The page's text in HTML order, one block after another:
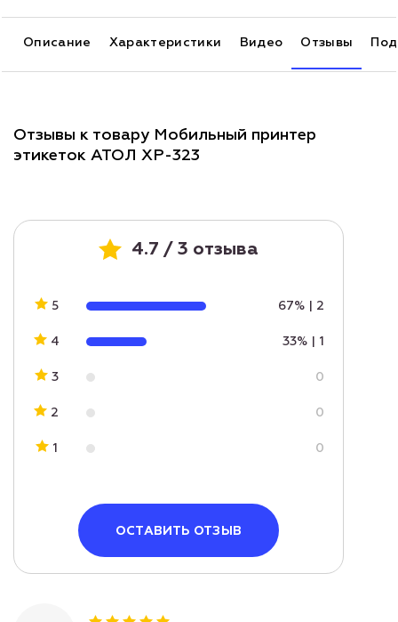
Описание Характеристики Видео Отзывы
Отзывы к товару Мобильный принтер
этикеток АТОЛ XP-323
4.7 / 3 отзыва
5 67% 2
4 33% 1
3 0
2 0
1 0
ОСТАВИТЬ ОТЗЫВ